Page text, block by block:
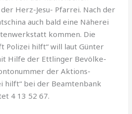
Herz-Jesu- Pfarrei. Nach der
auch bald eine Näherei
kommen. Die
Polizei hilft“ will laut Günter
Hilfe der Ettlinger Bevölke­
der Aktions­
hilft“ bei der Beamten­bank
4 13 52 67.